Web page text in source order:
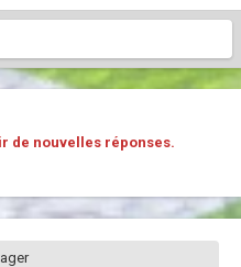
de nouvelles réponses.